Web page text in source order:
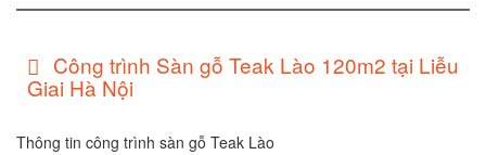
Công trình Sàn gỗ Teak Lào 120m2 tại Liễu
Giai Hà Nội
Thông tin công trình sàn gỗ Teak Lào